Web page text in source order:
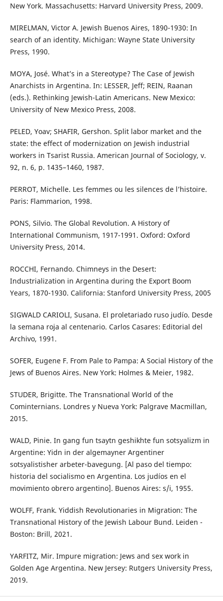
New York. Massachusetts: Harvard University Press, 2009.
MIRELMAN, Victor A. Jewish Buenos Aires, 1890-1930: In
search of an identity. Michigan: Wayne State University
Press, 1990.
MOYA, José. What’s in a Stereotype? The Case of Jewish
Anarchists in Argentina. In: LESSER, Jeff; REIN, Raanan
(eds.). Rethinking Jewish-Latin Americans. New Mexico:
University of New Mexico Press, 2008.
PELED, Yoav; SHAFIR, Gershon. Split labor market and the
state: the effect of modernization on Jewish industrial
workers in Tsarist Russia. American Journal of Sociology, v.
92, n. 6, p. 1435–1460, 1987.
PERROT, Michelle. Les femmes ou les silences de l’histoire.
Paris: Flammarion, 1998.
PONS, Silvio. The Global Revolution. A History of
International Communism, 1917-1991. Oxford: Oxford
University Press, 2014.
ROCCHI, Fernando. Chimneys in the Desert:
Industrialization in Argentina during the Export Boom
Years, 1870-1930. California: Stanford University Press, 2005
SIGWALD CARIOLI, Susana. El proletariado ruso judío. Desde
la semana roja al centenario. Carlos Casares: Editorial del
Archivo, 1991.
SOFER, Eugene F. From Pale to Pampa: A Social History of the
Jews of Buenos Aires. New York: Holmes & Meier, 1982.
STUDER, Brigitte. The Transnational World of the
Cominternians. Londres y Nueva York: Palgrave Macmillan,
2015.
WALD, Pinie. In gang fun tsaytn geshikhte fun sotsyalizm in
Argentine: Yidn in der algemayner Argentiner
sotsyalistisher arbeter-bavegung. [Al paso del tiempo:
historia del socialismo en Argentina. Los judíos en el
movimiento obrero argentino]. Buenos Aires: s/i, 1955.
WOLFF, Frank. Yiddish Revolutionaries in Migration: The
Transnational History of the Jewish Labour Bund. Leiden -
Boston: Brill, 2021.
YARFITZ, Mir. Impure migration: Jews and sex work in
Golden Age Argentina. New Jersey: Rutgers University Press,
2019.